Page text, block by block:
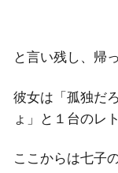
と言い残し、帰
彼女は「孤独だ
ょ」と１台のレ
ここからは七子